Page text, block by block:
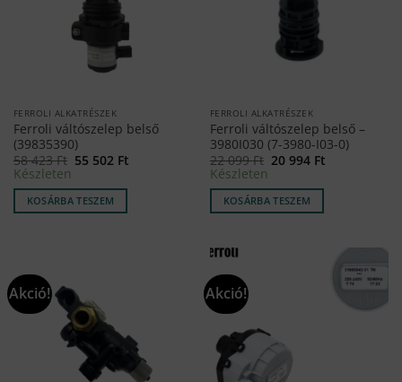
FERROLI ALKATRÉSZEK
Ferroli váltószelep belső
(39835390)
58 423Ft Original
58
423 Ft.
55 502 FtCurrent
Készleten
KOSÁRBA TESZEM
FERROLI ALKATRÉSZEK
Ferroli váltószelep belső –
3980I030 (7-3980-I03-0)
22 099Ft Original
22
099 Ft.
20 994 FtCurrent
Készleten
KOSÁRBA TESZEM
Akció! Akció!